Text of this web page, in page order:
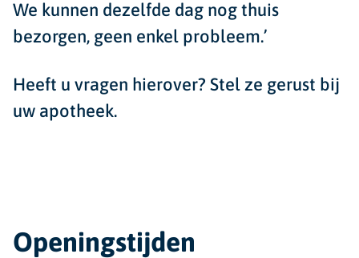
We kunnen dezelfde dag nog thuis
bezorgen, geen enkel probleem.’
Heeft u vragen hierover? Stel ze gerust bij
uw apotheek.
Openingstijden